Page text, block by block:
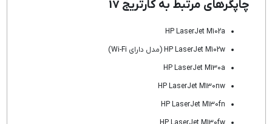
چاپگرهای مرتبط به کارتریج 17
HP LaserJet M102a
HP LaserJet M102w (مدل دارای Wi-Fi)
HP LaserJet M130a
HP LaserJet M130nw
HP LaserJet M130fn